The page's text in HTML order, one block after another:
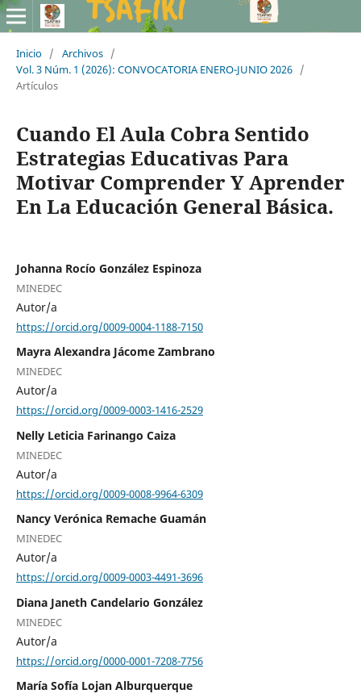
Inicio / Archivos /
Vol. 3 Núm. 1 (2026): CONVOCATORIA ENERO-JUNIO 2026 /
Artículos
Cuando El Aula Cobra Sentido
Estrategias Educativas Para
Motivar Comprender Y Aprender
En La Educación General Básica.
Johanna Rocío González Espinoza
MINEDEC
Autor/a
https://orcid.org/0009-0004-1188-7150
Mayra Alexandra Jácome Zambrano
MINEDEC
Autor/a
https://orcid.org/0009-0003-1416-2529
Nelly Leticia Farinango Caiza
MINEDEC
Autor/a
https://orcid.org/0009-0008-9964-6309
Nancy Verónica Remache Guamán
MINEDEC
Autor/a
https://orcid.org/0009-0003-4491-3696
Diana Janeth Candelario González
MINEDEC
Autor/a
https://orcid.org/0000-0001-7208-7756
María Sofía Lojan Alburquerque